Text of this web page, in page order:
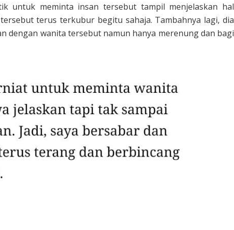
untuk meminta insan tersebut tampil menjelaskan hal
terus terkubur begitu sahaja. Tambahnya lagi, dia
dengan wanita tersebut namun hanya merenung dan bagi